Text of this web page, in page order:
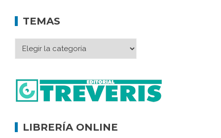
TEMAS
LIBRERÍA ONLINE